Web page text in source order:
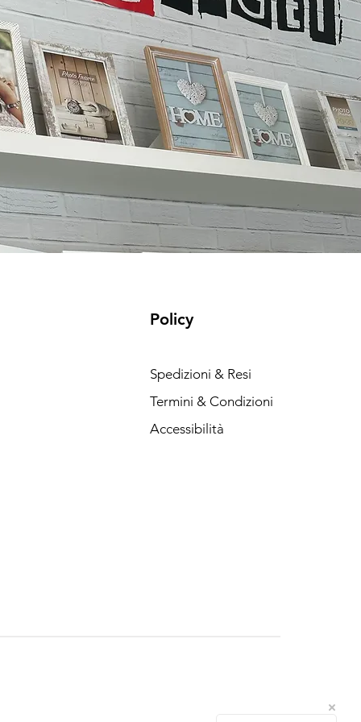
Policy
Spedizioni & Resi
Termini & Condizioni
Accessibilità